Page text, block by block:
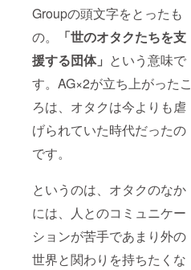
Groupの頭文字をとったも
の。
「世のオタクたちを支
援する団体」 という意味で
す。AG×2が立ち上がったこ
ろは、オタクは今よりも虐
げられていた時代だったの
です。
というのは、オタクのなか
には、人とのコミュニケー
ションが苦手であまり外の
世界と関わりを持ちたくな